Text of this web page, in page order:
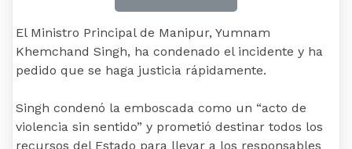
El Ministro Principal de Manipur, Yumnam
Khemchand Singh, ha condenado el incidente y ha
pedido que se haga justicia rápidamente.
Singh condenó la emboscada como un “acto de
violencia sin sentido” y prometió destinar todos los
recursos del Estado para llevar a los responsables